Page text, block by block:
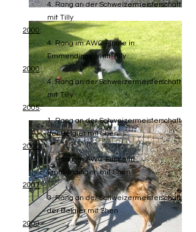
4. Rang an der Schweizermeisterschaft
mit Tilly
2000:
4. Rang im AWC-Finale in
Emmendingen mit Tilly
2000:
4. Rang an der Schweizermeisterschaft
mit Tilly
2005:
1. Rang an der Schweizermeisterschaft
der Belgier mit Shen
2006:
7. Rang im AWC-Finale in
Emmendingen mit Shen
2007:
3. Rang an der Schweizermeisterschaft
der Belgier mit Shen
2009: